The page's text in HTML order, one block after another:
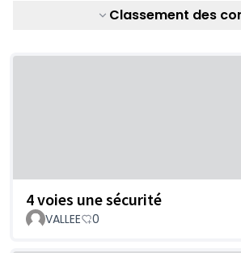
Classement des
4 voies une sécurité
VALLEE 0